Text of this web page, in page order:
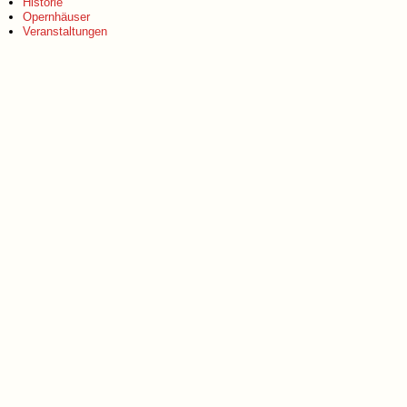
Opernhäuser
Veranstaltungen